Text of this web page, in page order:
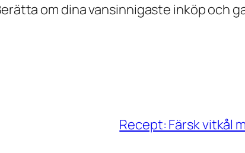
om dina vansinnigaste inköp och
Recept: Färsk vitkål